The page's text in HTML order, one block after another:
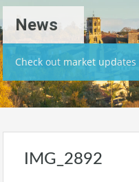
News
Check out market updates
IMG_2892